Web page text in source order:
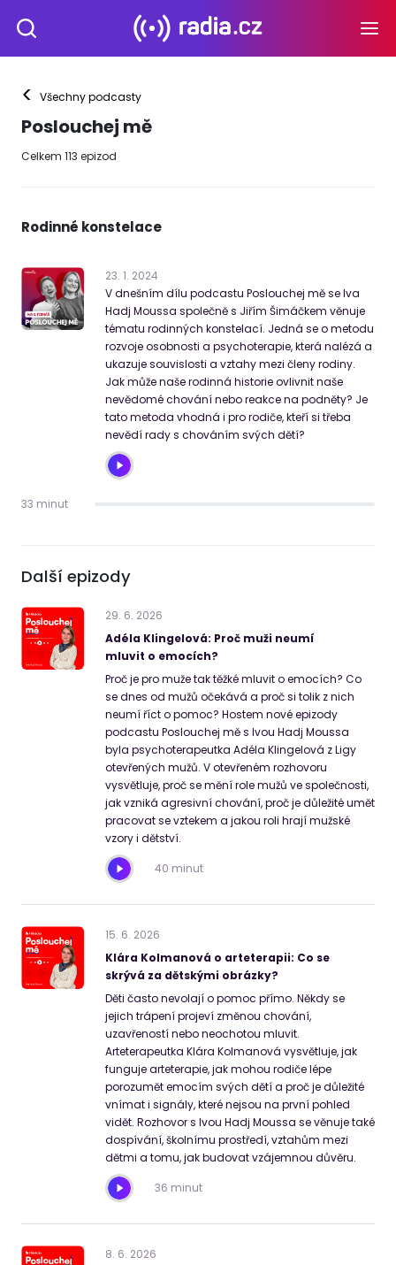
< Všechny podcasty
Poslouchej mě
Celkem 113 epizod
Rodinné konstelace
23. 1. 2024
V dnešním dílu podcastu Poslouchej mě se Iva
Hadj Moussa společně s Jiřím Šimáčkem věnuje
tématu rodinných konstelací. Jedná se o metodu
rozvoje osobnosti a psychoterapie, která nalézá a
ukazuje souvislosti a vztahy mezi členy rodiny.
Jak může naše rodinná historie ovlivnit naše
nevědomé chování nebo reakce na podněty? Je
tato metoda vhodná i pro rodiče, kteří si třeba
nevědí rady s chováním svých dětí?
33 minut
Další epizody
29. 6. 2026
Adéla Klingelová: Proč muži neumí
mluvit o emocích?
Proč je pro muže tak těžké mluvit o emocích? Co
se dnes od mužů očekává a proč si tolik z nich
neumí říct o pomoc? Hostem nové epizody
podcastu Poslouchej mě s Ivou Hadj Moussa
byla psychoterapeutka Adéla Klingelová z Ligy
otevřených mužů. V otevřeném rozhovoru
vysvětluje, proč se mění role mužů ve společnosti,
jak vzniká agresivní chování, proč je důležité umět
pracovat se vztekem a jakou roli hrají mužské
vzory i dětství.
40 minut
15. 6. 2026
Klára Kolmanová o arteterapii: Co se
skrývá za dětskými obrázky?
Děti často nevolají o pomoc přímo. Někdy se
jejich trápení projeví změnou chování,
uzavřeností nebo neochotou mluvit.
Arteterapeutka Klára Kolmanová vysvětluje, jak
funguje arteterapie, jak mohou rodiče lépe
porozumět emocím svých dětí a proč je důležité
vnímat i signály, které nejsou na první pohled
vidět. Rozhovor s Ivou Hadj Moussa se věnuje také
dospívání, školnímu prostředí, vztahům mezi
dětmi a tomu, jak budovat vzájemnou důvěru.
36 minut
8. 6. 2026